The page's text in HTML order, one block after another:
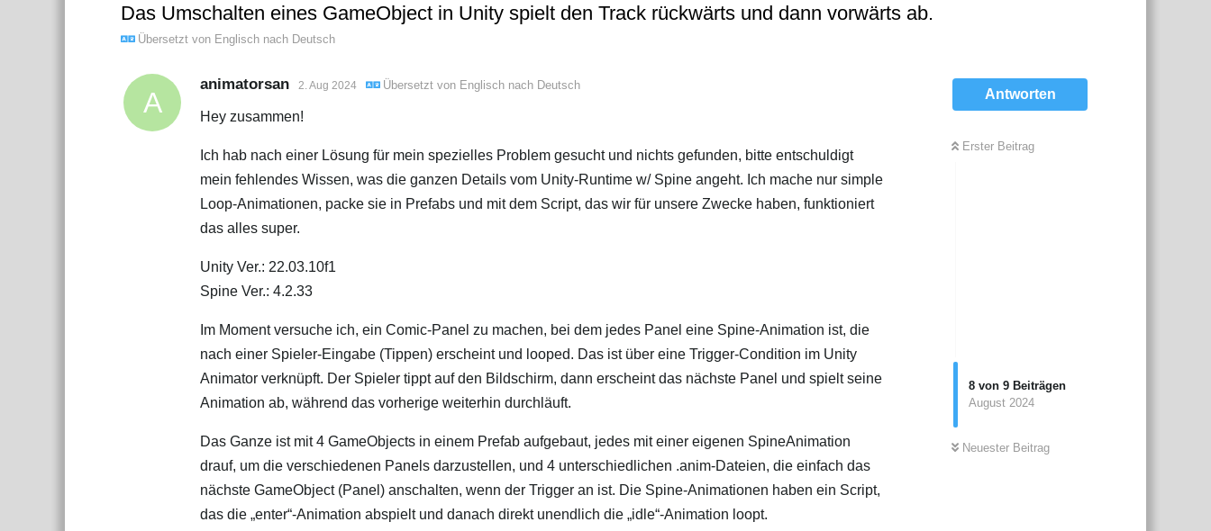
Lernen
Ausprobieren
Das Umschalten eines GameObject in Unity spielt den Track rückwärts und dann vorwärts ab.
Übersetzt von Englisch nach Deutsch
Antworten
Erster Beitrag
8 von 9 Beiträgen
August 2024
Neuester Beitrag
A
animatorsan 2. Aug 2024 Übersetzt von Englisch nach Deutsch
Hey zusammen!
Ich hab nach einer Lösung für mein spezielles Problem gesucht und nichts gefunden, bitte entschuldigt
mein fehlendes Wissen, was die ganzen Details vom Unity-Runtime w/ Spine angeht. Ich mache nur simple
Loop-Animationen, packe sie in Prefabs und mit dem Script, das wir für unsere Zwecke haben, funktioniert
das alles super.
Unity Ver.: 22.03.10f1
Spine Ver.: 4.2.33
Im Moment versuche ich, ein Comic-Panel zu machen, bei dem jedes Panel eine Spine-Animation ist, die
nach einer Spieler-Eingabe (Tippen) erscheint und looped. Das ist über eine Trigger-Condition im Unity
Animator verknüpft. Der Spieler tippt auf den Bildschirm, dann erscheint das nächste Panel und spielt seine
Animation ab, während das vorherige weiterhin durchläuft.
Das Ganze ist mit 4 GameObjects in einem Prefab aufgebaut, jedes mit einer eigenen SpineAnimation
drauf, um die verschiedenen Panels darzustellen, und 4 unterschiedlichen .anim-Dateien, die einfach das
nächste GameObject (Panel) anschalten, wenn der Trigger an ist. Die Spine-Animationen haben ein Script,
das die „enter“-Animation abspielt und danach direkt unendlich die „idle“-Animation loopt.